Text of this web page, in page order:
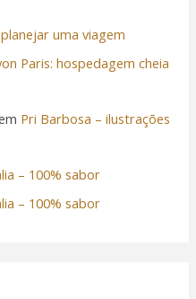
uma viagem
Paris: hospedagem cheia
Pri Barbosa – ilustrações
– 100% sabor
– 100% sabor